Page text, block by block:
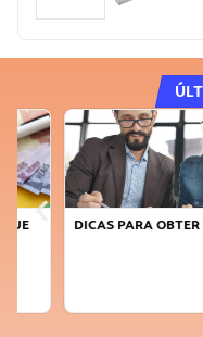
DICAS PARA OBTER